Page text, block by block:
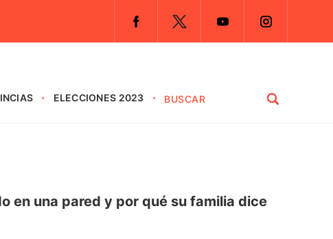
ELECCIONES 2023
en una pared y por qué su familia dice